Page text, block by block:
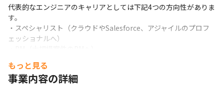
代表的なエンジニアのキャリアとしては下記4つの方向性がありま
す。
・スペシャリスト（クラウドやSalesforce、アジャイルのプロフ
ェッショナルへ）
初の接点となる）
・アーキテクト（IT企画、PoCのプロフェッショナル）
もっと見る
事業内容の詳細